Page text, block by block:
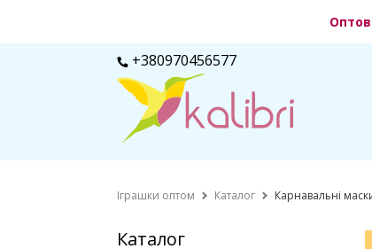
+380970456577
Іграшки оптом Каталог Карнавальні
Каталог